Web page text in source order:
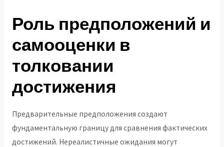
Роль предположений и
самооценки в
толковании
достижения
Предварительные предположения создают
фундаментальную границу для сравнения фактических
достижений. Нереалистичные ожидания могут